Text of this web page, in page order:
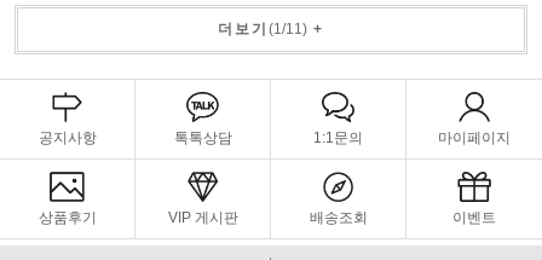
더보기 (1/11) +
공지사항 톡톡상담 1:1문의 마이페이지
상품후기 VIP 게시판 배송조회 이벤트